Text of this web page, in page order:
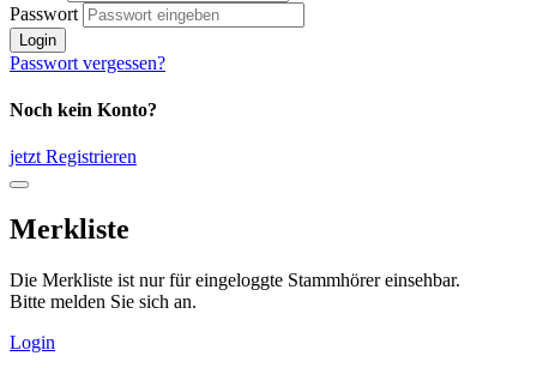
Passwort
Login
Passwort vergessen?
Noch kein Konto?
jetzt Registrieren
Merkliste
Die Merkliste ist nur für eingeloggte Stammhörer einsehbar.
Bitte melden Sie sich an.
Login